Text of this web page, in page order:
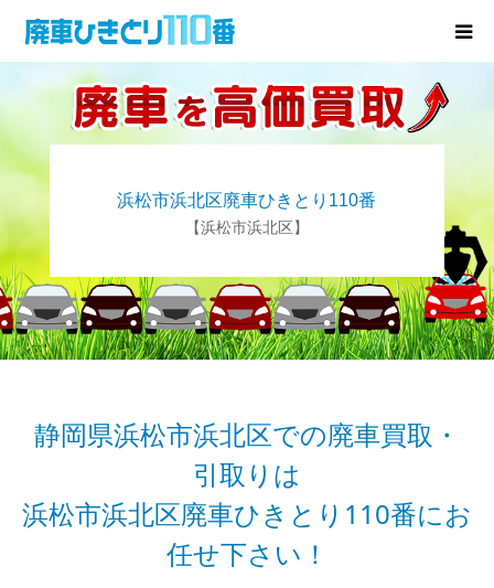
浜松市浜北区廃車ひきとり110番
【浜松市浜北区】
静岡県浜松市浜北区での廃車買取・
引取りは
浜松市浜北区廃車ひきとり110番にお
任せ下さい！
廃車･事故車の買取
お役立ち情報
お知らせ